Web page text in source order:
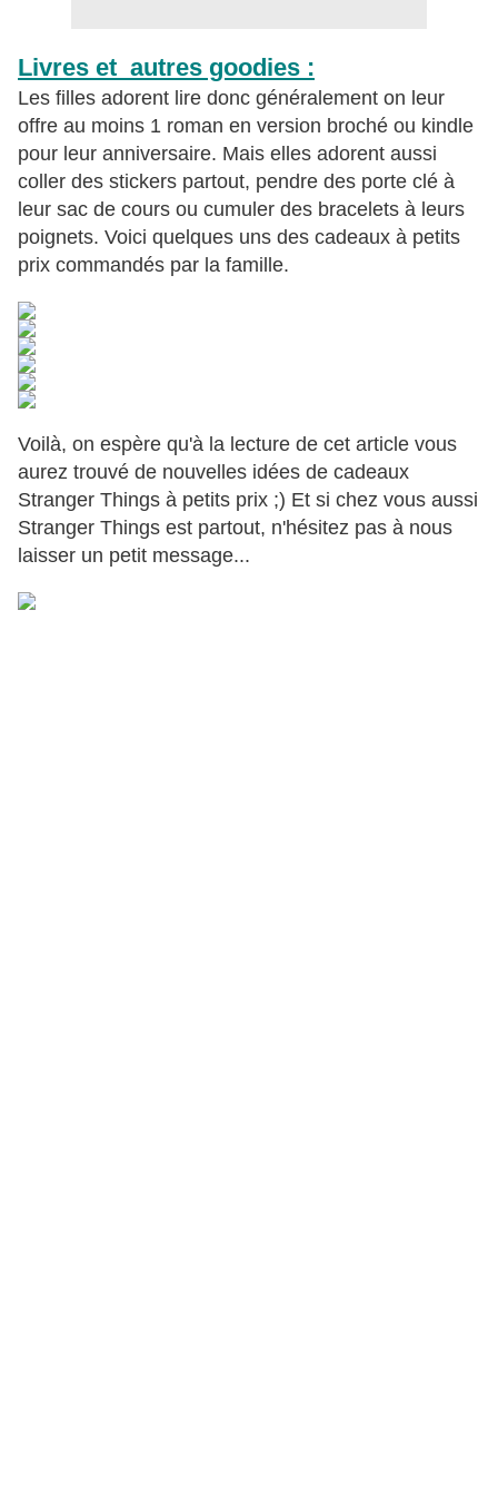
Livres et autres goodies :
Les filles adorent lire donc généralement on leur
offre au moins 1 roman en version broché ou kindle
pour leur anniversaire. Mais elles adorent aussi
coller des stickers partout, pendre des porte clé à
leur sac de cours ou cumuler des bracelets à leurs
poignets. Voici quelques uns des cadeaux à petits
prix commandés par la famille.
Voilà, on espère qu'à la lecture de cet article vous
aurez trouvé de nouvelles idées de cadeaux
Stranger Things à petits prix ;) Et si chez vous aussi
Stranger Things est partout, n'hésitez pas à nous
laisser un petit message...